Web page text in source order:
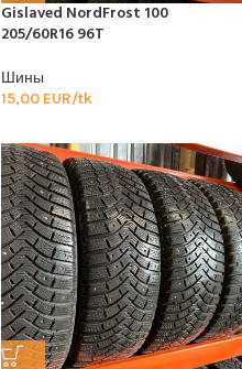
Gislaved NordFrost 100
205/60R16 96T
Шины
15,00 EUR/tk